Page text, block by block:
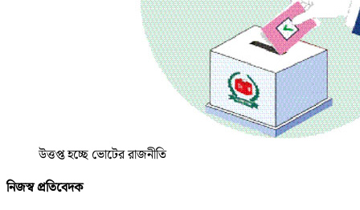
উত্তপ্ত হচ্ছে ভোটের রাজনীতি
নিজস্ব প্রতিবেদক